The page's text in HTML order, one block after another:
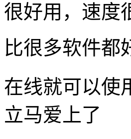
很好用，速度
在线就可以使
立马爱上了